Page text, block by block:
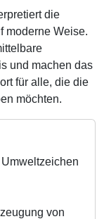
die
moderne Weise.
und machen das
für alle, die die
möchten.
von